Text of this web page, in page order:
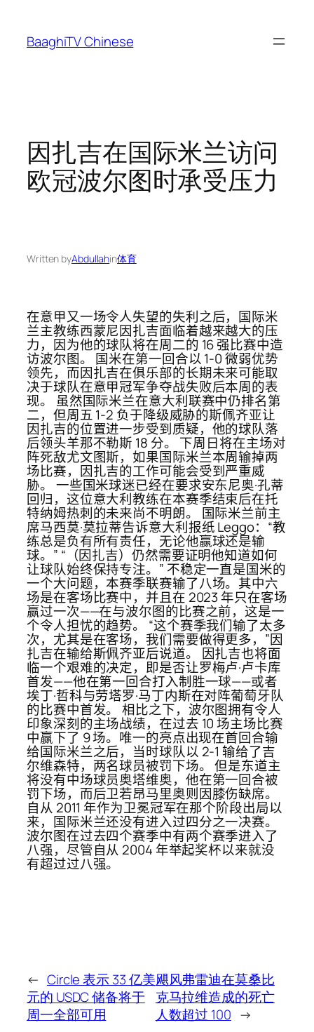
content
BaaghiTV Chinese
因扎吉在国际米兰访问
欧冠波尔图时承受压力
Written byAbdullahin体育
在意甲又一场令人失望的失利之后，国际米
兰主教练西蒙尼因扎吉面临着越来越大的压
力，因为他的球队将在周二的 16 强比赛中造
访波尔图。 国米在第一回合以 1-0 微弱优势
领先，而因扎吉在俱乐部的长期未来可能取
决于球队在意甲冠军争夺战失败后本周的表
现。 虽然国际米兰在意大利联赛中仍排名第
二，但周五 1-2 负于降级威胁的斯佩齐亚让
因扎吉的位置进一步受到质疑，他的球队落
后领头羊那不勒斯 18 分。 下周日将在主场对
阵死敌尤文图斯，如果国际米兰本周输掉两
场比赛，因扎吉的工作可能会受到严重威
胁。 一些国米球迷已经在要求安东尼奥·孔蒂
回归，这位意大利教练在本赛季结束后在托
特纳姆热刺的未来尚不明朗。 国际米兰前主
席马西莫·莫拉蒂告诉意大利报纸 Leggo：“教
练总是负有所有责任，无论他赢球还是输
球。” “（因扎吉）仍然需要证明他知道如何
让球队始终保持专注。” 不稳定一直是国米的
一个大问题，本赛季联赛输了八场。其中六
场是在客场比赛中，并且在 2023 年只在客场
赢过一次——在与波尔图的比赛之前，这是一
个令人担忧的趋势。 “这个赛季我们输了太多
次，尤其是在客场，我们需要做得更多，”因
扎吉在输给斯佩齐亚后说道。 因扎吉也将面
临一个艰难的决定，即是否让罗梅卢·卢卡库
首发——他在第一回合打入制胜一球——或者
埃丁·哲科与劳塔罗·马丁内斯在对阵葡萄牙队
的比赛中首发。 相比之下，波尔图拥有令人
印象深刻的主场战绩，在过去 10 场主场比赛
中赢下了 9 场。唯一的亮点出现在首回合输
给国际米兰之后，当时球队以 2-1 输给了吉
尔维森特，两名球员被罚下场。 但是东道主
将没有中场球员奥塔维奥，他在第一回合被
罚下场，而后卫若昂马里奥则因膝伤缺席。
自从 2011 年作为卫冕冠军在那个阶段出局以
来，国际米兰还没有进入过四分之一决赛。
波尔图在过去四个赛季中有两个赛季进入了
八强，尽管自从 2004 年举起奖杯以来就没
有超过过八强。
← Circle 表示 33 亿美
元的 USDC 储备将于
周一全部可用
飓风弗雷迪在莫桑比
克马拉维造成的死亡
人数超过 100 →